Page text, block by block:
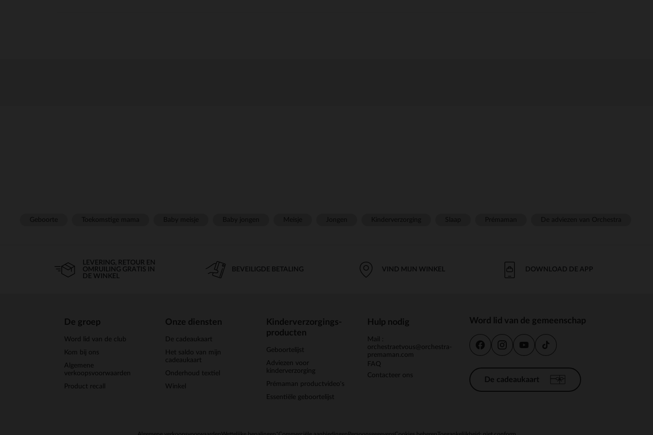
LEVERING, RETOUR EN
OMRUILING GRATIS IN
DE WINKEL
BEVEILIGDE BETALING VIND MIJN WINKEL DOWNLOAD DE APP
De groep
Word lid van de club
Kom bij ons
Algemene
verkoopsvoorwaarden
Product recall
Onze diensten
De cadeaukaart
Het saldo van mijn
cadeaukaart
Onderhoud textiel
Winkel
Kinderverzorgings-
producten
Geboortelijst
Adviezen voor
kinderverzorging
Prémaman productvideo's
Essentiële geboortelijst
Hulp nodig
Mail :
orchestraetvous@orchestra-
premaman.com
FAQ
Contacteer ons
Word lid van de gemeenschap
De cadeaukaart